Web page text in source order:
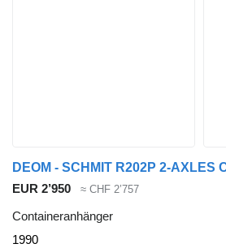
EUR 2’950 ≈ CHF 2’757
Containeranhänger
1990